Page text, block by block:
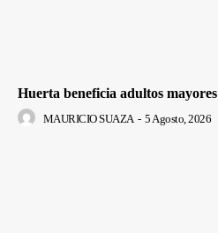
Huerta beneficia adultos mayores
MAURICIO SUAZA - 5 Agosto, 2026